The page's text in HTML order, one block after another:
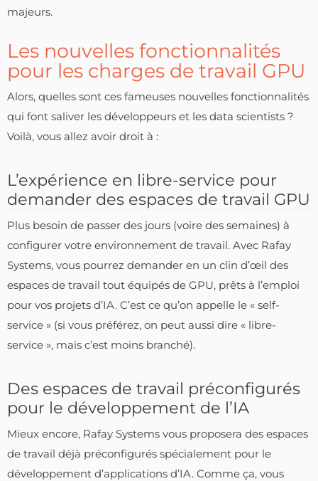
majeurs.
Les nouvelles fonctionnalités
pour les charges de travail GPU
Alors, quelles sont ces fameuses nouvelles fonctionnalités
qui font saliver les développeurs et les data scientists ?
Voilà, vous allez avoir droit à :
L’expérience en libre-service pour
demander des espaces de travail GPU
Plus besoin de passer des jours (voire des semaines) à
configurer votre environnement de travail. Avec Rafay
Systems, vous pourrez demander en un clin d’œil des
espaces de travail tout équipés de GPU, prêts à l’emploi
pour vos projets d’IA. C’est ce qu’on appelle le « self-
service » (si vous préférez, on peut aussi dire « libre-
service », mais c’est moins branché).
Des espaces de travail préconfigurés
pour le développement de l’IA
Mieux encore, Rafay Systems vous proposera des espaces
de travail déjà préconfigurés spécialement pour le
développement d’applications d’IA. Comme ça, vous